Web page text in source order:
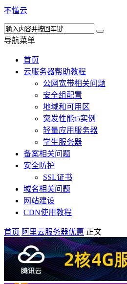
不懂云
导航菜单
首页
云服务器帮助教程
公网宽带相关问题
安全组配置
地域和可用区
突发性能t5实例
轻量应用服务器
学生服务器
备案相关问题
安全防护
SSL证书
域名相关问题
网站建设
CDN使用教程
首页 阿里云服务器优惠 正文